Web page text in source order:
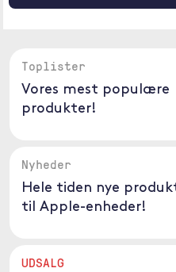
Toplister
Vores mest populære
produkter!
Nyheder
Hele tiden nye
til Apple-enheder!
UDSALG